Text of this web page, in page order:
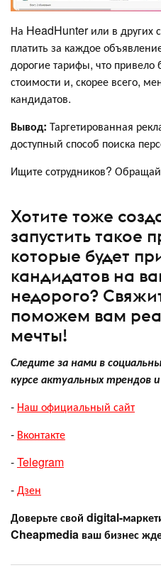
На HeadHunter или в других
платить за каждое
дорогие тарифы, что привело
стоимости и, скорее всего,
кандидатов.
Вывод: Таргетированная
доступный способ поиска
Ищите сотрудников?
Хотите тоже
запустить такое
которые будет
кандидатов на
недорого?
поможем вам
мечты!
Следите за нами в
курсе актуальных трендов
- Наш официальный сайт
- Вконтакте
-Telegram
-Дзен
Доверьте свой digital-
Cheapmedia ваш бизнес